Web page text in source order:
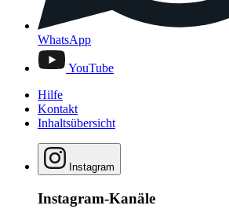
WhatsApp
YouTube
Hilfe
Kontakt
Inhaltsübersicht
Instagram
Instagram-Kanäle